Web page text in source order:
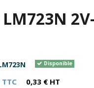
Disponible
TTC 0,33 € HT